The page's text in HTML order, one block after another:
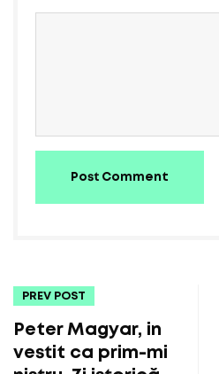
Post Comment
PREV POST
Peter Magyar, in
vestit ca prim-mi